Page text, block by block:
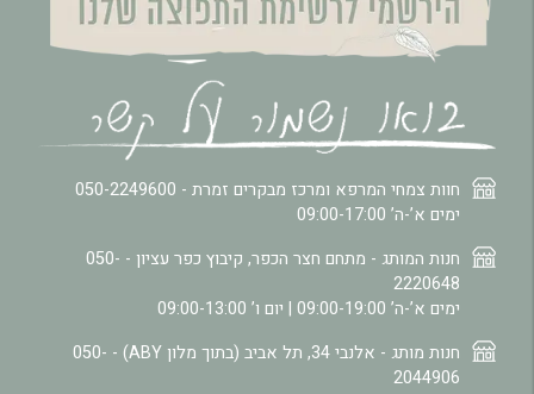
חוות צמחי המרפא ומרכז מבקרים זמרת - 050-2249600
ימים א’-ה’ 09:00-17:00
חנות המותג - מתחם חצר הכפר, קיבוץ כפר עציון - 050-
2220648
ימים א’-ה’ 09:00-19:00 | יום ו’ 09:00-13:00
חנות מותג - אלנבי 34, תל אביב (בתוך מלון ABY) -
050-
2044906